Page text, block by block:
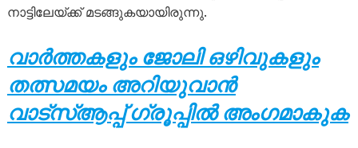
നാട്ടിലേയ്ക്ക് മടങ്ങുകയായിരുന്നു.
വാർത്തകളും ജോലി ഒഴിവുകളും
തത്സമയം അറിയുവാൻ
വാട്സ്ആപ്പ് ഗ്രൂപ്പിൽ അംഗമാകുക